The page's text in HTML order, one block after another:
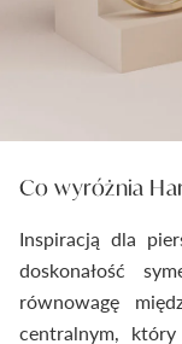
Co wyróżnia
Inspiracją dla
doskonałość
równowagę
centralnym,